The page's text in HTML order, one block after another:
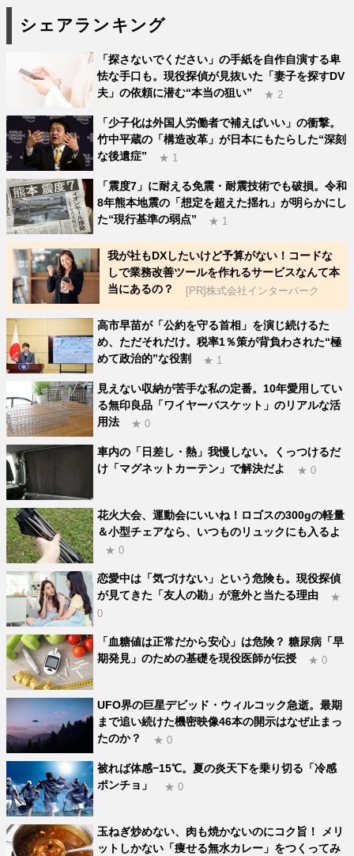
シェアランキング
「探さないでください」の手紙を自作自演する卑
怯な手口も。現役探偵が見抜いた「妻子を探すDV
夫」の依頼に潜む“本当の狙い”
★ 2
「少子化は外国人労働者で補えばいい」の衝撃。
竹中平蔵の「構造改革」が日本にもたらした“深刻
な後遺症”
★ 1
「震度7」に耐える免震・耐震技術でも破損。令和
8年熊本地震の「想定を超えた揺れ」が明らかにし
た“現行基準の弱点”
★ 1
我が社もDXしたいけど予算がない！コードな
しで業務改善ツールを作れるサービスなんて本
当にあるの？
[PR]株式会社インターパーク
高市早苗が「公約を守る首相」を演じ続けるた
め、ただそれだけ。税率1％策が背負わされた“極
めて政治的”な役割
★ 1
見えない収納が苦手な私の定番。10年愛用してい
る無印良品「ワイヤーバスケット」のリアルな活
用法
★ 0
車内の「日差し・熱」我慢しない。くっつけるだ
け「マグネットカーテン」で解決だよ
★ 0
花火大会、運動会にいいね！ロゴスの300gの軽量
＆小型チェアなら、いつものリュックにも入るよ
★ 0
恋愛中は「気づけない」という危険も。現役探偵
が見てきた「友人の勘」が意外と当たる理由
★
0
「血糖値は正常だから安心」は危険？ 糖尿病「早
期発見」のための基礎を現役医師が伝授
★ 0
UFO界の巨星デビッド・ウィルコック急逝。最期
まで追い続けた機密映像46本の開示はなぜ止まっ
たのか？
★ 0
被れば体感−15℃。夏の炎天下を乗り切る「冷感
ポンチョ」
★ 0
玉ねぎ炒めない、肉も焼かないのにコク旨！ メリ
ットしかない「痩せる無水カレー」をつくってみ